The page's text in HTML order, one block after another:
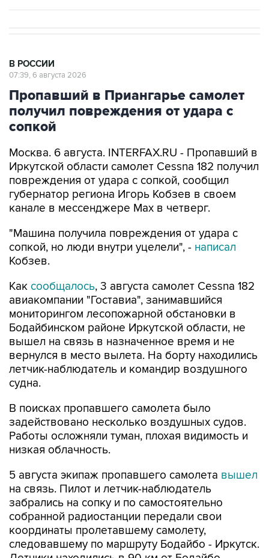
В РОССИИ
07:39, 6 августа 2026
Пропавший в Приангарье самолет
получил повреждения от удара с
сопкой
Москва. 6 августа. INTERFAX.RU - Пропавший в
Иркутской области самолет Cessna 182 получил
повреждения от удара с сопкой, сообщил
губернатор региона Игорь Кобзев в своем
канале в мессенджере Мах в четверг.
"Машина получила повреждения от удара с
сопкой, но люди внутри уцелели", - написал
Кобзев.
Как сообщалось, 3 августа самолет Cessna 182
авиакомпании "Гоставиа", занимавшийся
мониторингом лесопожарной обстановки в
Бодайбинском районе Иркутской области, не
вышел на связь в назначенное время и не
вернулся в место вылета. На борту находились
летчик-наблюдатель и командир воздушного
судна.
В поисках пропавшего самолета было
задействовано несколько воздушных судов.
Работы осложняли туман, плохая видимость и
низкая облачность.
5 августа экипаж пропавшего самолета вышел
на связь. Пилот и летчик-наблюдатель
забрались на сопку и по самостоятельно
собранной радиостанции передали свои
координаты пролетавшему самолету,
следовавшему по маршруту Бодайбо - Иркутск.